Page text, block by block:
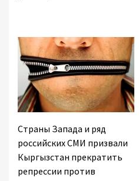
Страны Запада и ряд
российских СМИ призвали
Кыргызстан прекратить
репрессии против